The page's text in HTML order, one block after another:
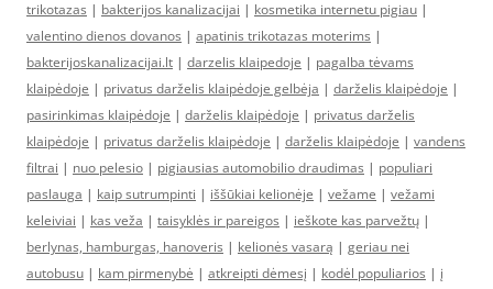
trikotazas | bakterijos kanalizacijai | kosmetika internetu pigiau |
valentino dienos dovanos | apatinis trikotazas moterims |
bakterijoskanalizacijai.lt | darzelis klaipedoje | pagalba tėvams
klaipėdoje | privatus darželis klaipėdoje gelbėja | darželis klaipėdoje |
pasirinkimas klaipėdoje | darželis klaipėdoje | privatus darželis
klaipėdoje | privatus darželis klaipėdoje | darželis klaipėdoje | vandens
filtrai | nuo pelesio | pigiausias automobilio draudimas | populiari
paslauga | kaip sutrumpinti | iššūkiai kelionėje | vežame | vežami
keleiviai | kas veža | taisyklės ir pareigos | ieškote kas parvežtų |
berlynas, hamburgas, hanoveris | kelionės vasarą | geriau nei
autobusu | kam pirmenybė | atkreipti dėmesį | kodėl populiarios | į